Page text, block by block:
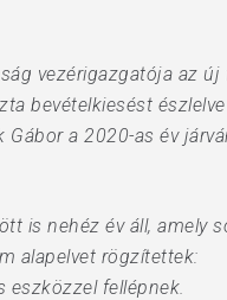
vezérigazgatója az
bevételkiesést
a 2020-as év
is nehéz év áll, amely
alapelvet rögzítettek:
eszközzel fellépnek.